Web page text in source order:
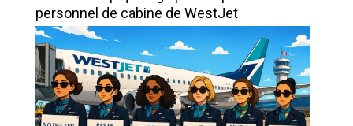
personnel de cabine de WestJet